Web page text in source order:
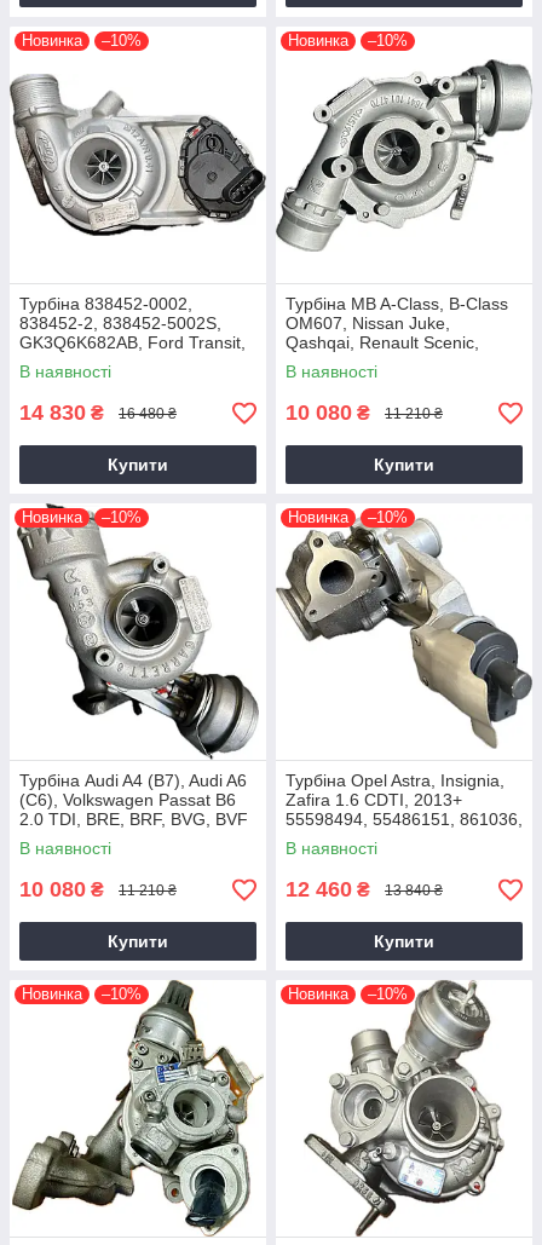
Новинка –10%
Турбіна 838452-0002,
838452-2, 838452-5002S,
GK3Q6K682AB, Ford Transit,
Tourneo EcoBlue YNFS,
YNF6, 2.0D, GTD1444V
В наявності
14 830 ₴ 16 480 ₴
Купити
Новинка –10%
Турбіна MB A-Class, B-Class
OM607, Nissan Juke,
Qashqai, Renault Scenic,
Kadjar, Megane K9K, 1.5 dCi,
2014+
В наявності
10 080 ₴ 11 210 ₴
Купити
Новинка –10%
Турбіна Audi A4 (B7), Audi A6
(C6), Volkswagen Passat B6
2.0 TDI, BRE, BRF, BVG, BVF
2004+
В наявності
10 080 ₴ 11 210 ₴
Купити
Новинка –10%
Турбіна Opel Astra, Insignia,
Zafira 1.6 CDTI, 2013+
55598494, 55486151, 861036,
54389700021, 54389700003
В наявності
12 460 ₴ 13 840 ₴
Купити
Новинка –10% Новинка –10%